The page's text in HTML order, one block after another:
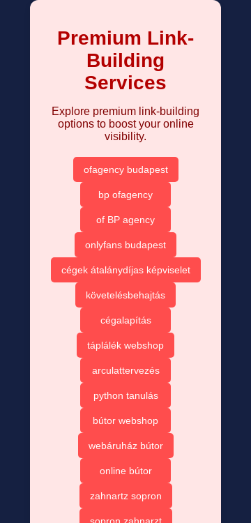
Premium Link-
Building
Services
Explore premium link-building
options to boost your online
visibility.
ofagency budapest
bp ofagency
of BP agency
onlyfans budapest
cégek átalánydíjas képviselet
követelésbehajtás
cégalapítás
táplálék webshop
arculattervezés
python tanulás
bútor webshop
webáruház bútor
online bútor
zahnartz sopron
sopron zahnarzt